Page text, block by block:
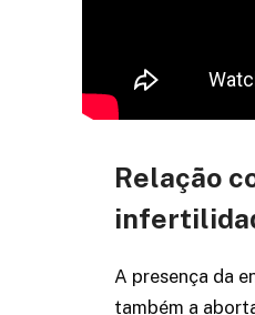
Relação
A presença da
também a